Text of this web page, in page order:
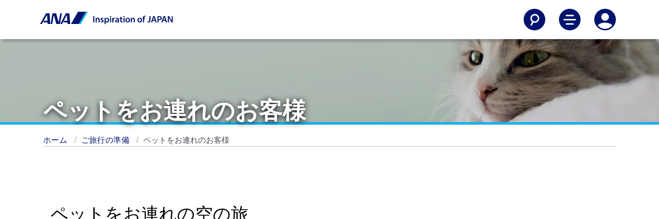
ペットをお連れのお客様
ホーム ご旅行の準備 ペットをお連れのお客様
ペットをお連れの空の旅